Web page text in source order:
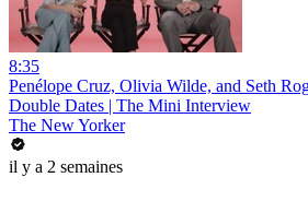
8:35
Penélope Cruz, Olivia Wilde, and Seth
Double Dates | The Mini Interview
The New Yorker
il y a 2 semaines